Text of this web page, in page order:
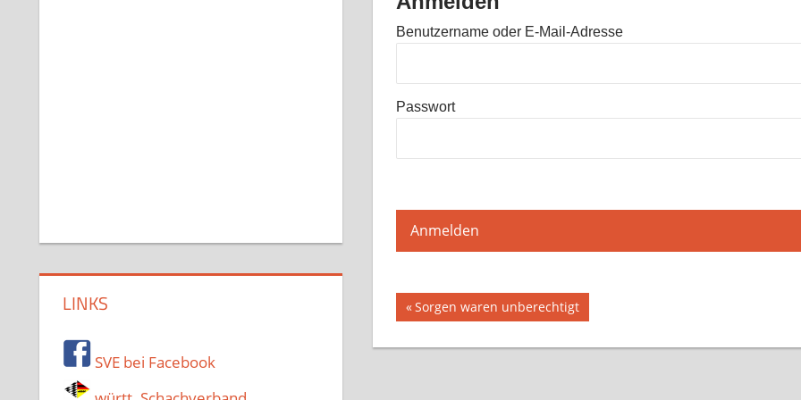
Benutzername oder E-Mail-Adresse
Passwort
Beitragsnavigation
Vorheriger
Sorgen waren unberechtigt
LINKS
SVE bei Facebook